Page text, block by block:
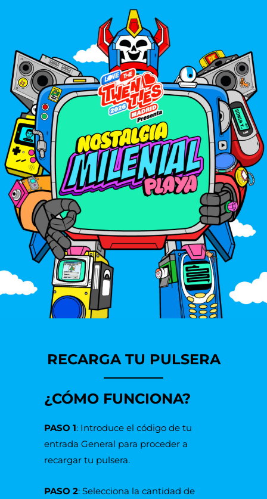
RECARGA TU PULSERA
¿CÓMO FUNCIONA?
PASO 1: Introduce el código de tu
entrada General para proceder a
recargar tu pulsera.
PASO 2: Selecciona la cantidad de